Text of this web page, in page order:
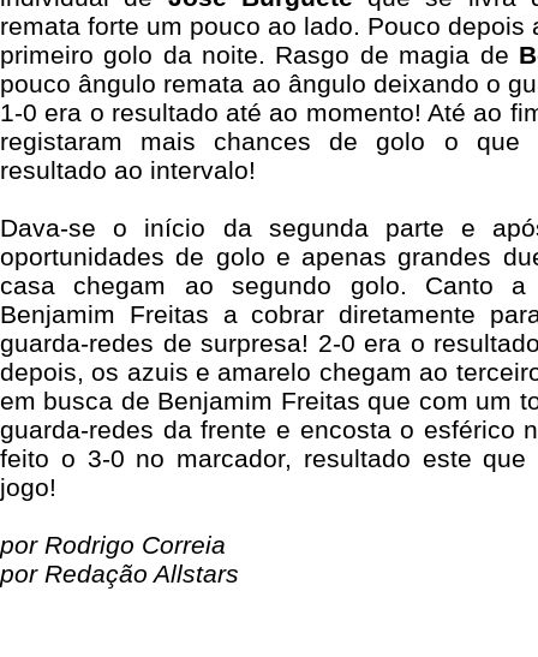
remata forte um pouco ao lado. Pouco depois
primeiro golo da noite. Rasgo de magia de
pouco ângulo remata ao ângulo deixando o
1-0 era o resultado até ao momento! Até ao
registaram mais chances de golo o que
resultado ao intervalo!
Dava-se o início da segunda parte e
oportunidades de golo e apenas grandes
casa chegam ao segundo golo. Canto
Benjamim Freitas a cobrar diretamente
guarda-redes de surpresa! 2-0 era o
depois, os azuis e amarelo chegam ao
em busca de Benjamim Freitas que com um
guarda-redes da frente e encosta o esférico
feito o 3-0 no marcador, resultado este
jogo!
por Rodrigo Correia
por Redação Allstars